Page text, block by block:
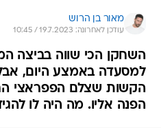
מאור בן הרוש
עודכן לאחרונה: 19.7.2023 / 10:45
השחקן הכי שווה בביצה
למסעדה באמצע היום,
הקשות שצלם הפפראצי
הפנה אליו. מה היה לו